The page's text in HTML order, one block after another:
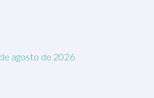
agosto de 2026